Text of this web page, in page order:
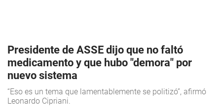
Presidente de ASSE dijo que no faltó
medicamento y que hubo "demora" por
nuevo sistema
“Eso es un tema que lamentablemente se politizó”, afirmó
Leonardo Cipriani.